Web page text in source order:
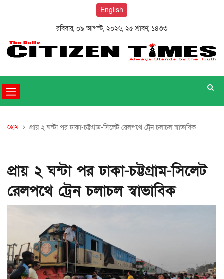
English
রবিবার, ০৯ আগস্ট, ২০২৬, ২৫ শ্রাবণ, ১৪৩৩
হোম প্রায় ২ ঘন্টা পর ঢাকা-চট্টগ্রাম-সিলেট রেলপথে ট্রেন চলাচল স্বাভাবিক
প্রায় ২ ঘন্টা পর ঢাকা-চট্টগ্রাম-সিলেট
রেলপথে ট্রেন চলাচল স্বাভাবিক